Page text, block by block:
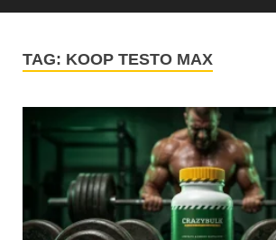
TAG: KOOP TESTO MAX